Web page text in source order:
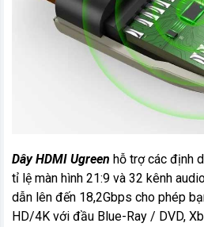
Dây HDMI Ugreen hỗ trợ các định
tỉ lệ màn hình 21:9 và 32 kênh
dẫn lên đến 18,2Gbps cho phép
HD/4K với đầu Blue-Ray / DVD,